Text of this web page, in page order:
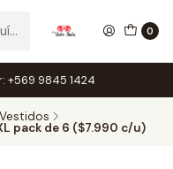
0
+569 9845 1424
Vestidos
pack de 6 ($7.990 c/u)